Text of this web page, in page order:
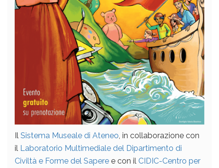
Il Sistema Museale di Ateneo , in collaborazione con
il Laboratorio Multimediale del Dipartimento di
Civiltà e Forme del Sapere e con il CIDIC-Centro per